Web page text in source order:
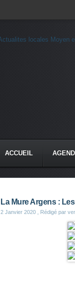
ACCUEIL
La Mure Argens :
2 Janvier 2020 , Rédigé par